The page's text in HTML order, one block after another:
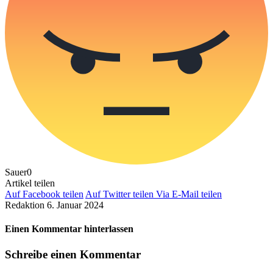
Sauer0
Artikel teilen
Auf Facebook teilen Auf Twitter teilen Via E-Mail teilen
Redaktion 6. Januar 2024
Einen Kommentar hinterlassen
Schreibe einen Kommentar